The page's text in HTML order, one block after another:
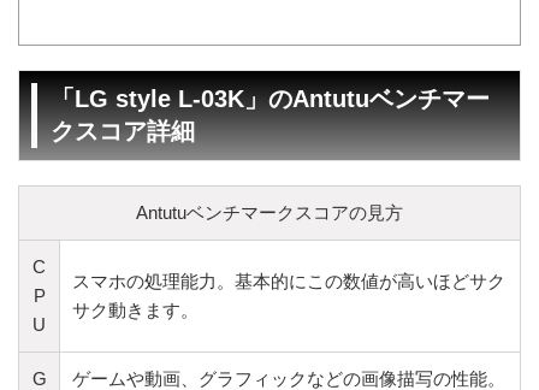
「LG style L-03K」のAntutuベンチマー
クスコア詳細
Antutuベンチマークスコアの見方
C
P
U
スマホの処理能力。基本的にこの数値が高いほどサク
サク動きます。
G
ゲームや動画、グラフィックなどの画像描写の性能。